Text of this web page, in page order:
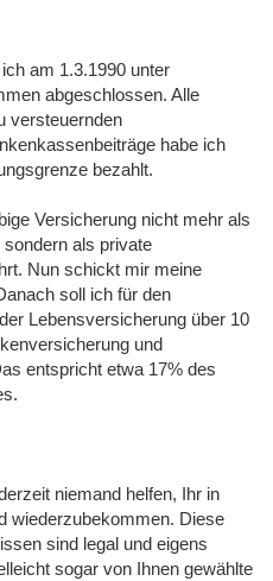
am 1.3.1990 unter
abgeschlossen. Alle
versteuernden
habe ich
bezahlt.
Versicherung nicht mehr als
als private
Nun schickt mir meine
soll ich für den
Lebensversicherung über 10
und
entspricht etwa 17% des
niemand helfen, Ihr in
wiederzubekommen. Diese
sind legal und eigens
sogar von Ihnen gewählte